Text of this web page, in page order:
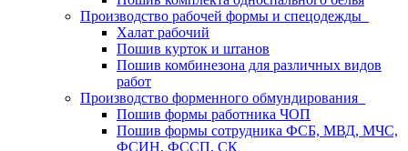
Производство рабочей формы и спецодежды
Халат рабочий
Пошив курток и штанов
Пошив комбинезона для различных видов
работ
Производство форменного обмундирования
Пошив формы работника ЧОП
Пошив формы сотрудника ФСБ, МВД, МЧС,
ФСИН, ФССП, СК